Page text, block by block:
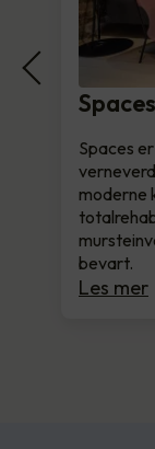
Spaces
moderne
bevart.
Les mer